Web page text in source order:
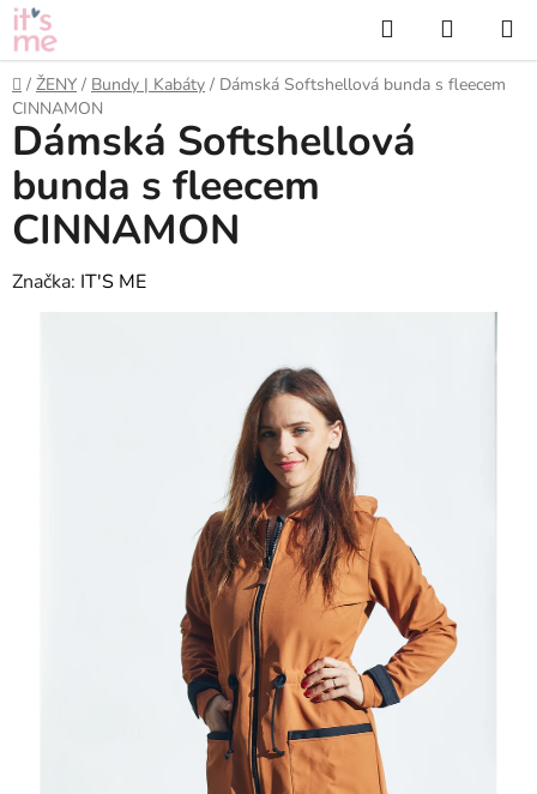
Přejít
na
obsah
Hledat
KOŠÍK
Domů
/ ŽENY / Bundy | Kabáty / Dámská Softshellová bunda s fleecem
CINNAMON
Dámská Softshellová
bunda s fleecem
CINNAMON
Značka: IT'S ME